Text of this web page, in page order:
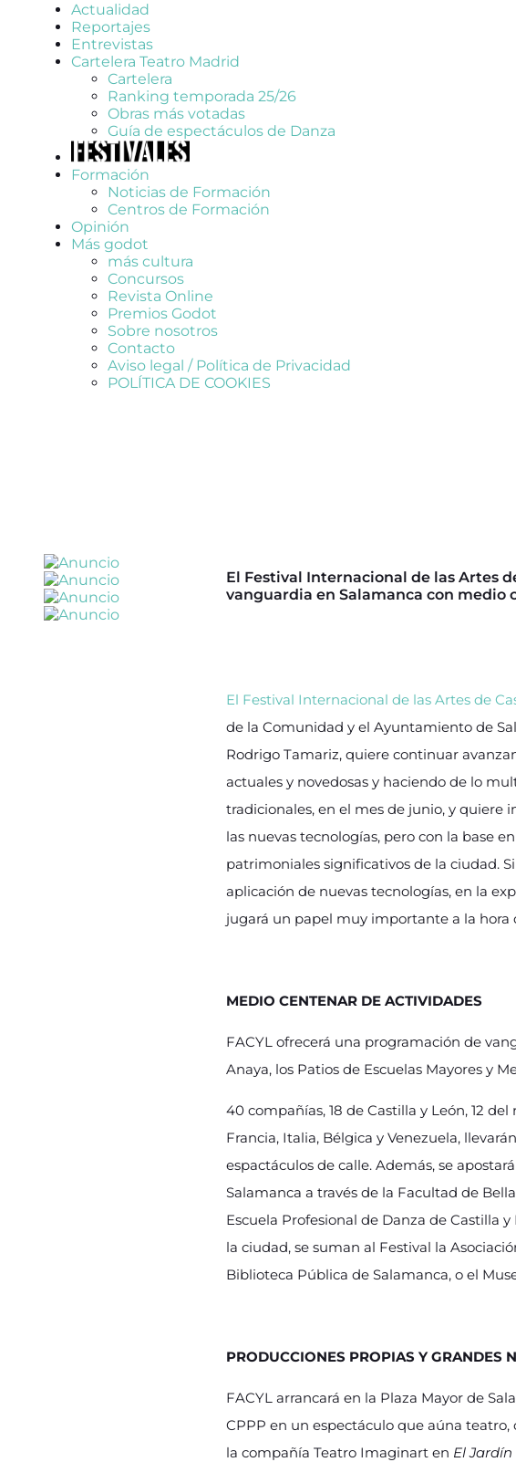
Actualidad
Reportajes
Entrevistas
Cartelera Teatro Madrid
Cartelera
Ranking temporada 25/26
Obras más votadas
Guía de espectáculos de Danza
Formación
Noticias de Formación
Centros de Formación
Opinión
Más godot
más cultura
Concursos
Revista Online
Premios Godot
Sobre nosotros
Contacto
Aviso legal / Política de Privacidad
POLÍTICA DE COOKIES
El Festival Internacional de las Artes
vanguardia en Salamanca con medio
El Festival Internacional de las Artes de
de la Comunidad y el Ayuntamiento de
Rodrigo Tamariz, quiere continuar
actuales y novedosas y haciendo de lo
tradicionales, en el mes de junio, y quiere
las nuevas tecnologías, pero con la base
patrimoniales significativos de la ciudad.
aplicación de nuevas tecnologías, en la
jugará un papel muy importante a la hora
MEDIO CENTENAR DE ACTIVIDADES
FACYL ofrecerá una programación de
Anaya, los Patios de Escuelas Mayores y
40 compañías, 18 de Castilla y León, 12
Francia, Italia, Bélgica y Venezuela,
espactáculos de calle. Además, se
Salamanca a través de la Facultad de
Escuela Profesional de Danza de Castilla
la ciudad, se suman al Festival la
Biblioteca Pública de Salamanca, o el
PRODUCCIONES PROPIAS Y GRANDES
FACYL arrancará en la Plaza Mayor de
CPPP en un espectáculo que aúna
la compañía Teatro Imaginart en El